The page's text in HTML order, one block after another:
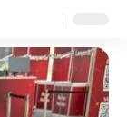
Resizer